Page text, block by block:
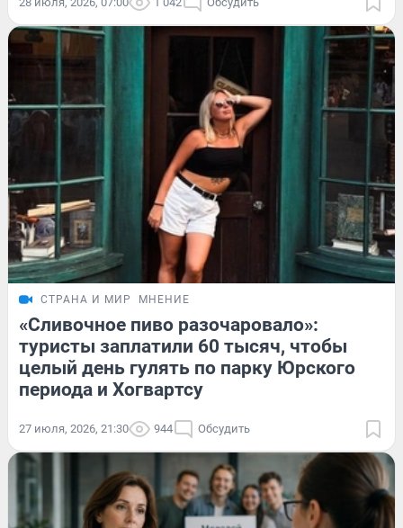
СТРАНА И МИР МНЕНИЕ
«Сливочное пиво разочаровало»:
туристы заплатили 60 тысяч, чтобы
целый день гулять по парку Юрского
периода и Хогвартсу
27 июля, 2026, 21:30 944 Обсудить